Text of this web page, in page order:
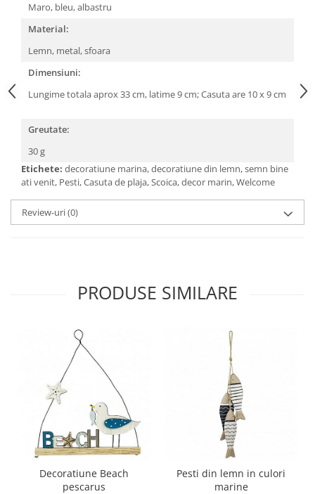
Maro, bleu, albastru
Material:
Lemn, metal, sfoara
Dimensiuni:
Lungime totala aprox 33 cm, latime 9 cm; Casuta are 10 x 9 cm
Greutate:
30 g
Etichete: decoratiune marina, decoratiune din lemn, semn bine
ati venit, Pesti, Casuta de plaja, Scoica, decor marin, Welcome
Review-uri(0)
PRODUSE SIMILARE
Decoratiune Beach
pescarus
Pesti din lemn in culori
marine